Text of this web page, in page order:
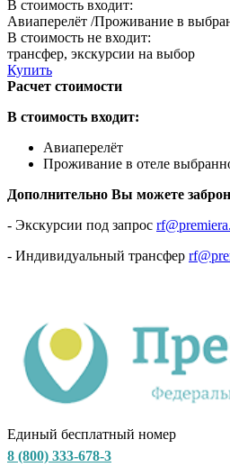
В стоимость входит:
Авиаперелёт /Проживание в
В стоимость не входит:
трансфер, экскурсии на выбор
Купить
Расчет стоимости
В стоимость входит:
Авиаперелёт
Проживание в отеле
Дополнительно Вы можете
- Экскурсии под запрос
- Индивидуальный трансфер
Единый бесплатный номер
8 (800) 333-678-3